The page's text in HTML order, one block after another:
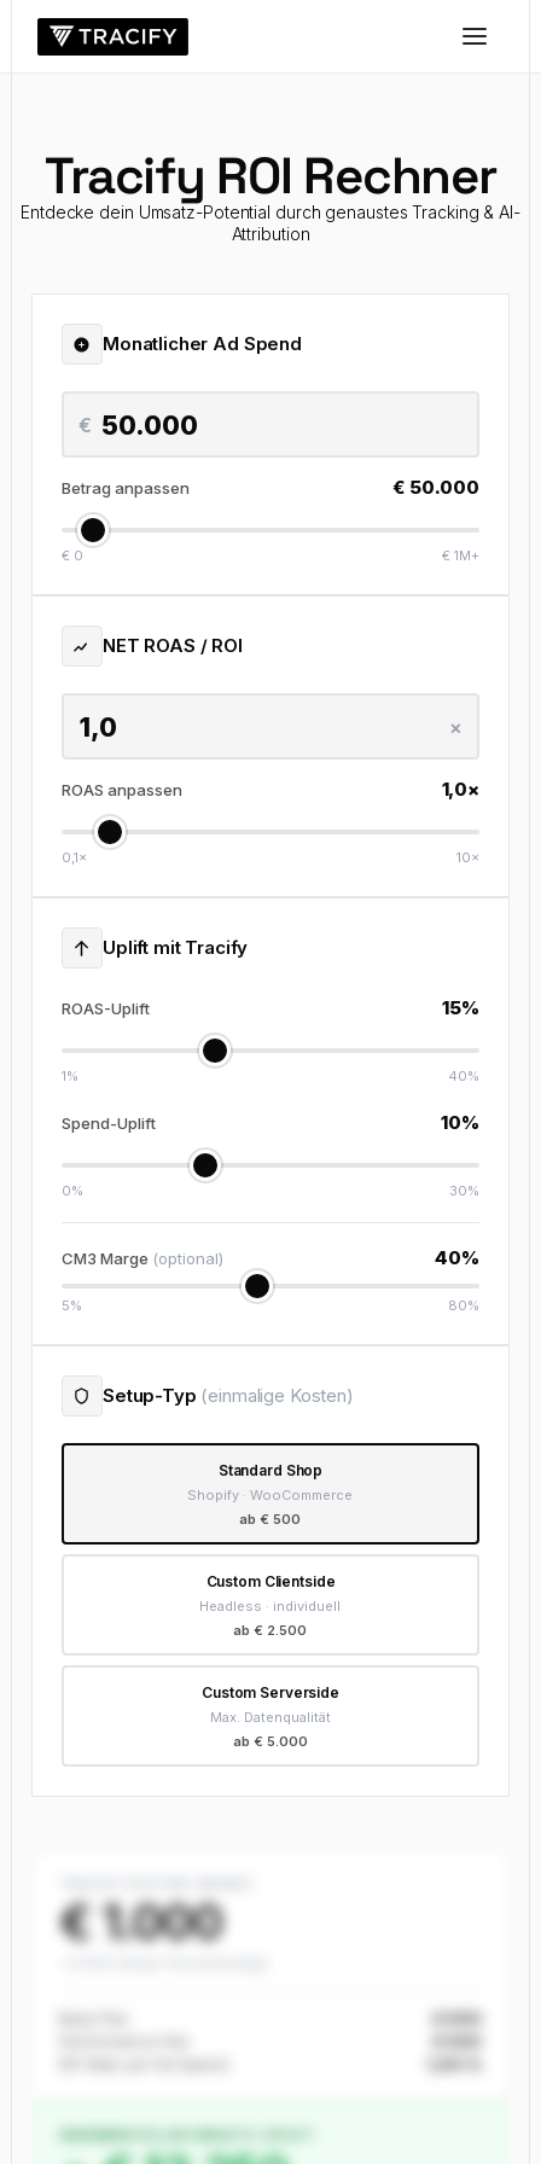
Tracify ROI Rechner
Entdecke dein Umsatz-Potential durch genaustes Tracking & AI-
Attribution
Monatlicher Ad Spend
€
Betrag anpassen € 50.000
€ 0 € 1M+
NET ROAS / ROI
×
ROAS anpassen 1,0×
0,1× 10×
Uplift mit Tracify
ROAS-Uplift 15%
1% 40%
Spend-Uplift 10%
0% 30%
CM3 Marge (optional) 40%
5% 80%
Setup-Typ (einmalige Kosten)
Standard Shop
Shopify · WooCommerce
ab € 500
Custom Clientside
Headless · individuell
ab € 2.500
Custom Serverside
Max. Datenqualität
ab € 5.000
€ 1.000